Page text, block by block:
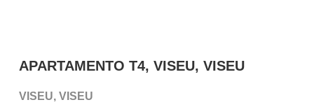
APARTAMENTO T4, VISEU, VISEU
VISEU, VISEU